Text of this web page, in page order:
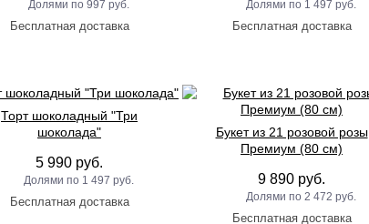
997 руб. 1 497 руб.
Торт шоколадный "Три
шоколада"
5 990 руб.
1 497 руб.
Букет из 21 розовой розы
Премиум (80 см)
9 890 руб.
2 472 руб.